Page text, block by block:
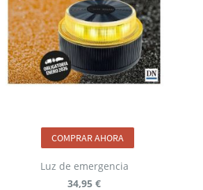
Luz de emergencia
34,95 €
COMPRAR AHORA